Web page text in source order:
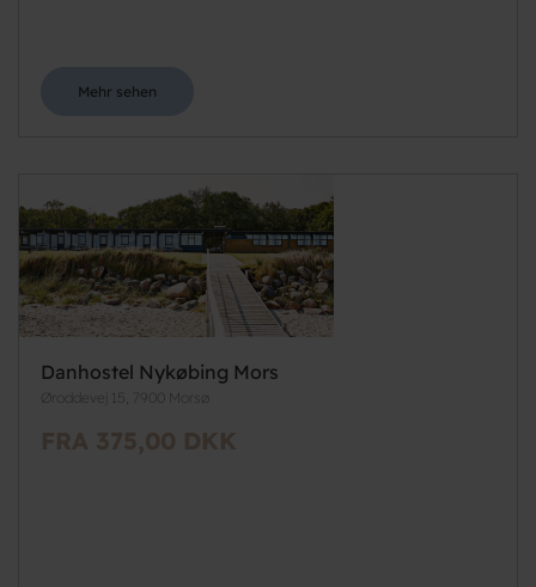
Mehr sehen
Danhostel Nykøbing Mors
Øroddevej 15, 7900 Morsø
FRA 375,00 DKK